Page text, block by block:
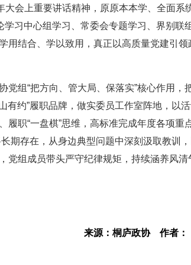
会上重要讲话精神，原原本本学、全面系
习中心组学习、常委会专题学习、界别联
用结合、学以致用，真正以高质量党建引
组“把方向、管大局、保落实”核心作用，
有约”履职品牌，做实委员工作室阵地，以
职“一盘棋”思维，高标准完成年度各项重
期存在，从身边典型问题中深刻汲取教训
党组成员带头严守纪律规矩，持续涵养风清
来源：桐庐政协 作者